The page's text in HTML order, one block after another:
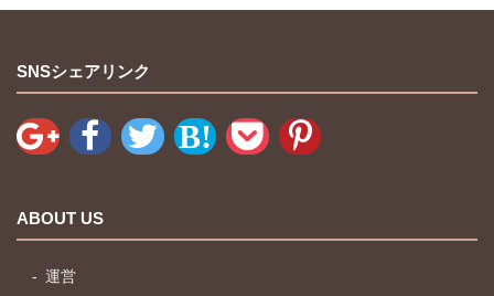
SNSシェアリンク
ABOUT US
運営